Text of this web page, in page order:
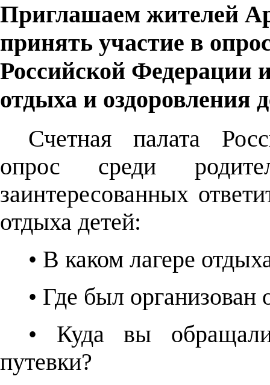
Приглашаем жителей
принять участие в
Российской Федерации
отдыха и оздоровления
Счетная палата
опрос среди
заинтересованных
отдыха детей:
• В каком лагере
• Где был организован
• Куда вы
путевки?